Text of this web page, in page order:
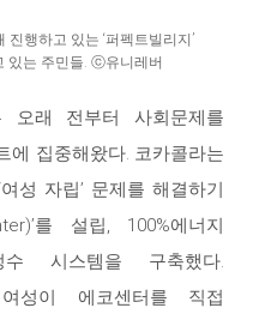
행하고 있는 ‘퍼펙트빌리지’
있는 주민들. ⓒ유니레버
오래 전부터 사회문제를
에 집중해왔다. 코카콜라는
성 자립’ 문제를 해결하기
를 설립, 100%에너지
시스템을 구축했다.
성이 에코센터를 직접